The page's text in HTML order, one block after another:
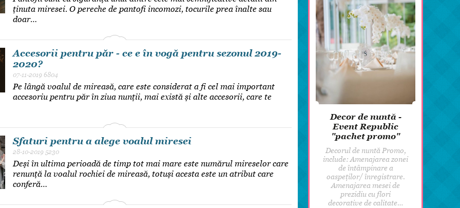
ținuta miresei. O pereche de pantofi incomozi, tocurile prea înalte sau
doar…
Accesorii pentru păr - ce e în vogă pentru sezonul 2019-
2020?
07-11-2019 6804
Pe lângă voalul de mireasă, care este considerat a fi cel mai important
accesoriu pentru păr în ziua nunții, mai există și alte accesorii, care te
Sfaturi pentru a alege voalul miresei
28-10-2019 5230
Deși în ultima perioadă de timp tot mai mare este numărul mireselor care
renunță la voalul rochiei de mireasă, totuși acesta este un atribut care
conferă…
Decor de nuntă -
Event Republic
"pachet promo"
Decorul de nuntă Promo,
include: Amenajarea zonei
de întâmpinare a
oaspeților/ înregistrare.
Amenajarea mesei de
prezidiu cu flori
decorative de calitate…